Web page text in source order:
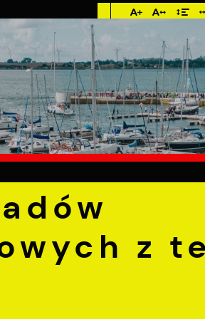
Imieniny: Iza,
Cyprian, Dominik
MIESZKANIEC
z terenu Miasta
z